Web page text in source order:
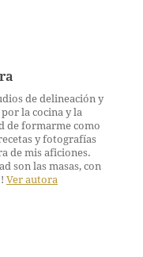
de delineación y
la cocina y la
de formarme como
y fotografías
de mis aficiones.
son las masas, con
Ver autora